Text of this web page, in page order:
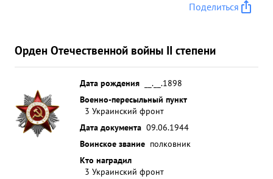
переправы боеприпасов и материальной части
Поделиться
Орден Отечественной войны II степени
Дата рождения
__.__.1898
Военно-пересыльный пункт
3 Украинский фронт
Дата документа 09.06.1944
Воинское звание полковник
Кто наградил
3 Украинский фронт